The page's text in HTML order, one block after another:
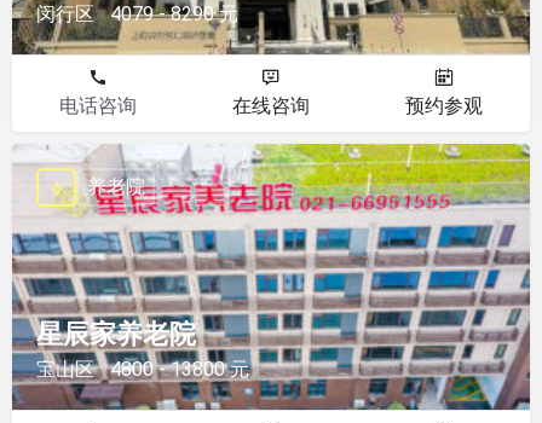
闵行区 4079 - 8290 元
电话咨询 在线咨询 预约参观
星辰家养老院
宝山区 4800 - 13800 元
养老院